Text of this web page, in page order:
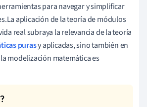
para navegar y simplificar
aplicación de la teoría de módulos
real subraya la relevancia de la teoría
purasy aplicadas, sino también en
modelización matemática es